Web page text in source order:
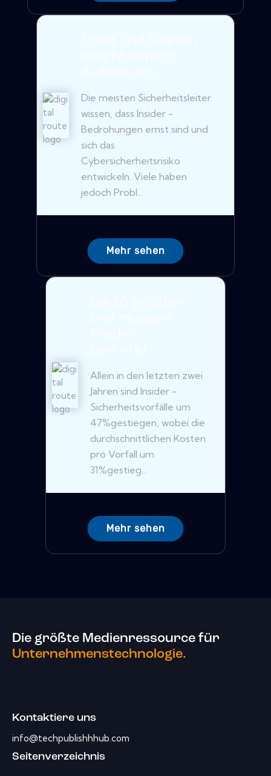
Die meisten Sicherheitsleiter
wissen, dass Insider -
Bedrohungen ernst sind und
sich das
Cybersicherheitsrisiko
entwickeln. Viele haben
jedoch Probl...
Mehr sehen
Allein in den letzten zwei
Jahren sind Insider -
Sicherheitsvorfälle um
47%gestiegen, wobei die
durchschnittlichen Kosten
pro Vorfall um
31%gestieg...
Mehr sehen
Die größte Medienressource für
Unternehmenstechnologie.
Kontaktiere uns
info@techpublishhhub.com
Seitenverzeichnis